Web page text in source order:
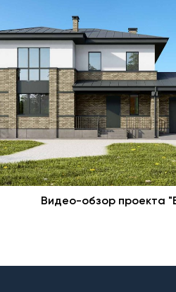
Видео-обзор проекта